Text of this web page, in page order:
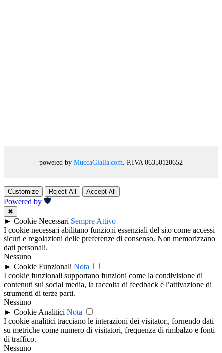
powered by MuccaGialla.com . P.IVA 06350120652
Customize Reject All Accept All
Powered by
✖
► Cookie Necessari Sempre Attivo
I cookie necessari abilitano funzioni essenziali del sito come accessi
sicuri e regolazioni delle preferenze di consenso. Non memorizzano
dati personali.
Nessuno
► Cookie Funzionali Nota
I cookie funzionali supportano funzioni come la condivisione di
contenuti sui social media, la raccolta di feedback e l’attivazione di
strumenti di terze parti.
Nessuno
► Cookie Analitici Nota
I cookie analitici tracciano le interazioni dei visitatori, fornendo dati
su metriche come numero di visitatori, frequenza di rimbalzo e fonti
di traffico.
Nessuno